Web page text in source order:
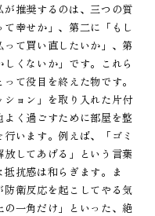
推奨するのは、三つの質
幸せか」、第二に「もし
て買い直したいか」、第
くないか」です。これら
て役目を終えた物です。
ション」を取り入れた片付
く過ごすために部屋を整
います。例えば、「ゴミ
してあげる」という言葉
抗感は和らぎます。ま
衛反応を起こしてやる気
一角だけ」といった、絶